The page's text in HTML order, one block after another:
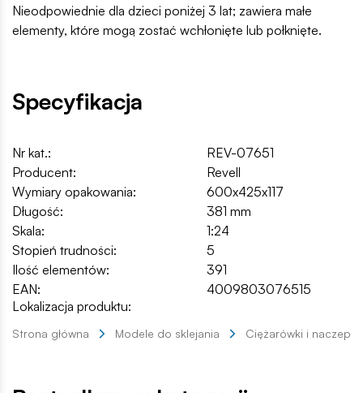
Nieodpowiednie dla dzieci poniżej 3 lat; zawiera małe
elementy, które mogą zostać wchłonięte lub połknięte.
Specyfikacja
Nr kat.:
REV-07651
Producent:
Revell
Wymiary opakowania:
600x425x117
Długość:
381 mm
Skala:
1:24
Stopień trudności:
5
Ilość elementów:
391
EAN:
4009803076515
Lokalizacja produktu:
Strona główna Modele do sklejania Ciężarówki i naczepy